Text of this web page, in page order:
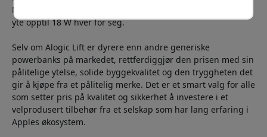
MagSafe-laderen yter opptil 15 W, mens USB-portene kan
yte opptil 18 W hver for seg.
Selv om Alogic Lift er dyrere enn andre generiske
powerbanks på markedet, rettferdiggjør den prisen med sin
pålitelige ytelse, solide byggekvalitet og den tryggheten det
gir å kjøpe fra et pålitelig merke. Det er et smart valg for alle
som setter pris på kvalitet og sikkerhet å investere i et
velprodusert tilbehør fra et selskap som har lang erfaring i
Apples økosystem.